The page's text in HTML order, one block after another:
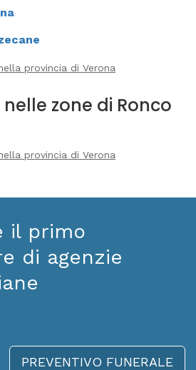
provincia di Verona
zone di Ronco
provincia di Verona
il primo
di agenzie
PREVENTIVO FUNERALE